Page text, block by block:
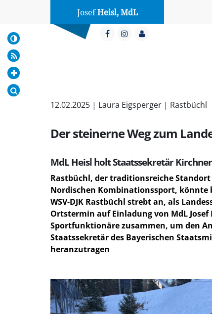
JosefHeisl, MdL
12.02.2025 | Laura Eigsperger | Rastbüchl
Der steinerne Weg zum
MdL Heisl holt Staatssekretär
Rastbüchl, der traditionsreiche
Nordischen Kombinationssport, könnte
WSV-DJK Rastbüchl strebt an, als
Ortstermin auf Einladung von MdL
Sportfunktionäre zusammen, um den
Staatssekretär des Bayerischen
heranzutragen